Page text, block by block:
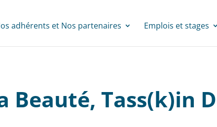
adhérents et Nos partenaires Emplois et stages
Beauté, Tass(k)in